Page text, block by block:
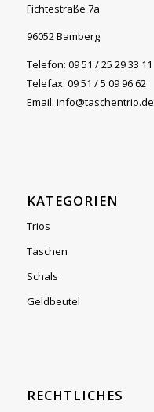
Fichtestraße 7a
96052 Bamberg
Telefon: 09 51 / 25 29 33 11
Telefax: 09 51 / 5 09 96 62
Email: info@taschentrio.de
KATEGORIEN
Trios
Taschen
Schals
Geldbeutel
RECHTLICHES